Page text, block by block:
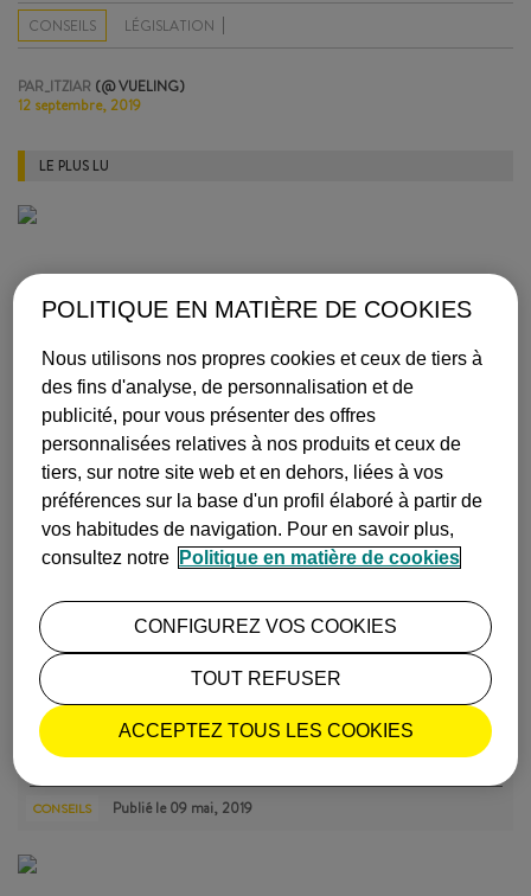
CONSEILS LÉGISLATION
PAR_ITZIAR (@ VUELING)
12 septembre, 2019
LE PLUS LU
COMMENT LOUER UNE VOITURE AU MEILLEUR PRIX
Louer une voiture à un tarif économique ne devrait pas être un pa…
+ infos
CONSEILS Publié le30 décembre, 2021
VOYAGER ZERO WASTE, C'EST POSSIBLE, ET VOICI COMME…
Yve Ramírez,également connue comme l'écocosmopolite, auteure du …
CONSEILS Publié le09 mai, 2019
POLITIQUE EN MATIÈRE DE COOKIES
Nous utilisons nos propres cookies et ceux de tiers à
des fins d'analyse, de personnalisation et de
publicité, pour vous présenter des offres
personnalisées relatives à nos produits et ceux de
tiers, sur notre site web et en dehors, liées à vos
préférences sur la base d'un profil élaboré à partir de
vos habitudes de navigation. Pour en savoir plus,
consultez notre
Politique en matière de cookies
TOUT REFUSER
ACCEPTEZ TOUS LES COOKIES
CONFIGUREZ VOS COOKIES